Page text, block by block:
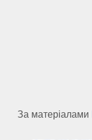
За матеріалами